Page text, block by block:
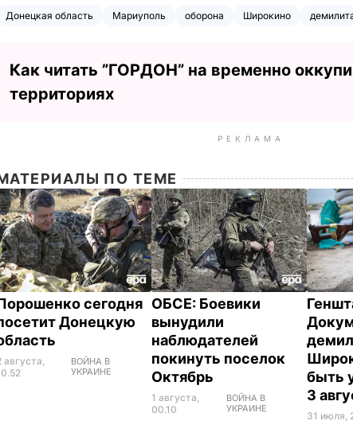
Донецкая область Мариуполь оборона Широкино
Как читать ”ГОРДОН” на временно
территориях
РЕКЛАМА
ПО ТЕМЕ
сегодня
Донецкую
августа,
ВОЙНА В
УКРАИНЕ
ОБСЕ: Боевики
вынудили
наблюдателей
покинуть поселок
Октябрь
1 августа,
00.10
ВОЙНА В
УКРАИНЕ
быть
3
31 июля,